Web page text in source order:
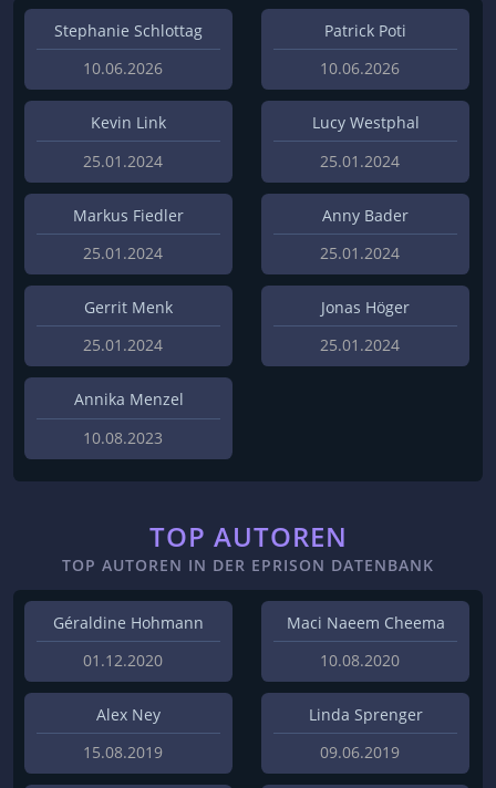
Stephanie Schlottag
10.06.2026
Patrick Poti
10.06.2026
Kevin Link
25.01.2024
Lucy Westphal
25.01.2024
Markus Fiedler
25.01.2024
Anny Bader
25.01.2024
Gerrit Menk
25.01.2024
Jonas Höger
25.01.2024
Annika Menzel
10.08.2023
TOP AUTOREN
TOP AUTOREN IN DER EPRISON DATENBANK
Géraldine Hohmann
01.12.2020
Maci Naeem Cheema
10.08.2020
Alex Ney
15.08.2019
Linda Sprenger
09.06.2019